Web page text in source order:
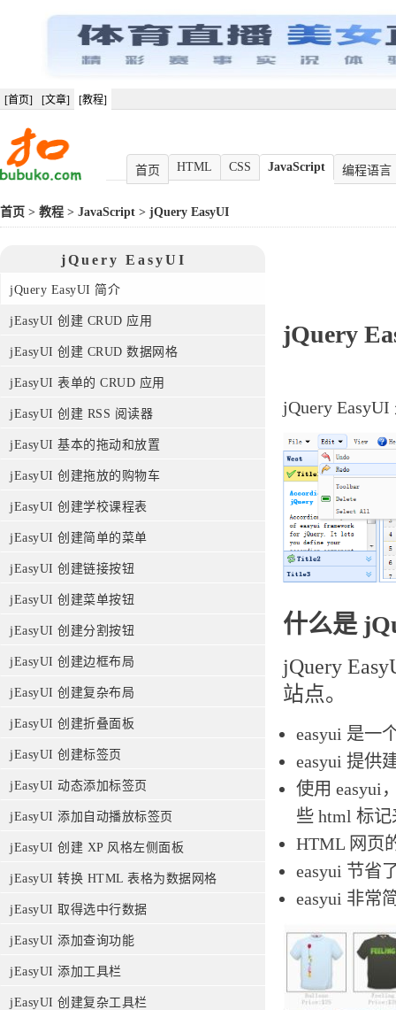
[首页] [文章] [教程]
首页 HTML CSS JavaScript 编程语言
首页 > 教程 > JavaScript > jQuery EasyUI
jQuery EasyUI
jQuery EasyUI 简介
jEasyUI 创建 CRUD 应用
jEasyUI 创建 CRUD 数据网格
jEasyUI 表单的 CRUD 应用
jEasyUI 创建 RSS 阅读器
jEasyUI 基本的拖动和放置
jEasyUI 创建拖放的购物车
jEasyUI 创建学校课程表
jEasyUI 创建简单的菜单
jEasyUI 创建链接按钮
jEasyUI 创建菜单按钮
jEasyUI 创建分割按钮
jEasyUI 创建边框布局
jEasyUI 创建复杂布局
jEasyUI 创建折叠面板
jEasyUI 创建标签页
jEasyUI 动态添加标签页
jEasyUI 添加自动播放标签页
jEasyUI 创建 XP 风格左侧面板
jEasyUI 转换 HTML 表格为数据网格
jEasyUI 取得选中行数据
jEasyUI 添加查询功能
jEasyUI 添加工具栏
jEasyUI 创建复杂工具栏
jQuery
jQuery
什么是
jQuery
站点。
easyui 是一
easyui 提供
使用 easyui
些 html 标
HTML 网页
easyui 节省
easyui 非常